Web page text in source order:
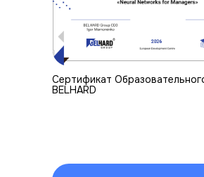
Cертификат
BELHARD